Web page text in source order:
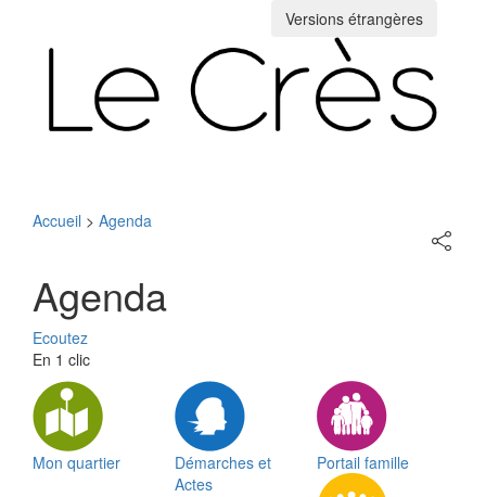
Versions étrangères
Accueil > Agenda
sur
Agenda
Ecoutez
En 1 clic
Mon quartier
Démarches et
Actes
Portail famille